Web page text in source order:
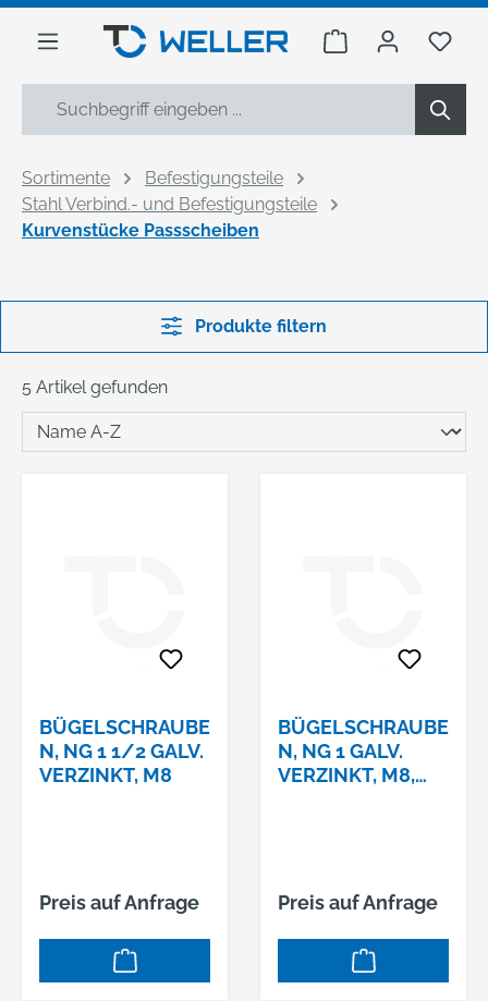
springen
Warenkorb Du
Sortimente
Befestigungsteile
Stahl Verbind.- und Befestigungsteile
Kurvenstücke Passscheiben
Produkte filtern
5 Artikel gefunden
BÜGELSCHRAUBE
N, NG 1 1/2 GALV.
VERZINKT, M8
Preis auf Anfrage
BÜGELSCHRAUBE
N, NG 1 GALV.
VERZINKT, M8,
Preis auf Anfrage